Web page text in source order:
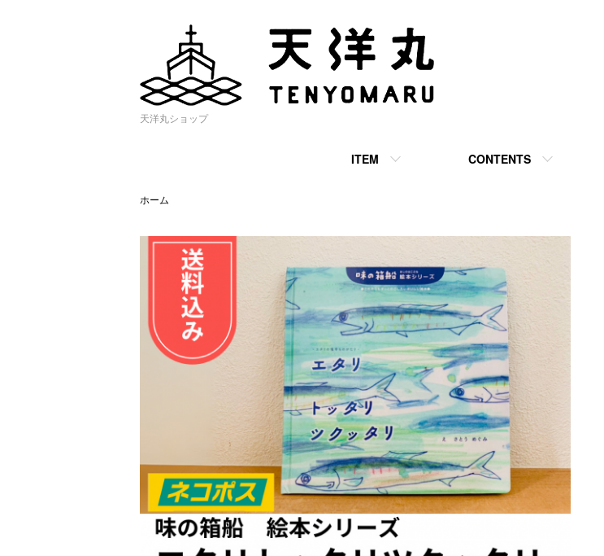
天洋丸ショップ
ITEM CONTENTS
ホーム